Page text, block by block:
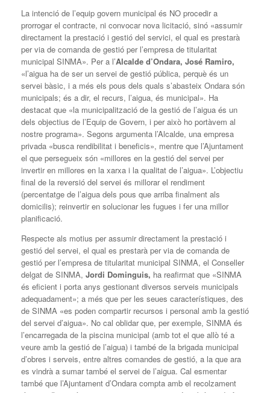
La intenció de l’equip govern municipal és NO procedir a
prorrogar el contracte, ni convocar nova licitació, sinó «assumir
directament la prestació i gestió del servici, el qual es prestarà
per via de comanda de gestió per l’empresa de titularitat
municipal SINMA». Per a l’Alcalde d’Ondara, José Ramiro,
«l’aigua ha de ser un servei de gestió pública, perquè és un
servei bàsic, i a més els pous dels quals s’abasteix Ondara són
municipals; és a dir, el recurs, l’aigua, és municipal». Ha
destacat que «la municipalització de la gestió de l’aigua és un
dels objectius de l’Equip de Govern, i per això ho portàvem al
nostre programa». Segons argumenta l’Alcalde, una empresa
privada «busca rendibilitat i beneficis», mentre que l’Ajuntament
el que persegueix són «millores en la gestió del servei per
invertir en millores en la xarxa i la qualitat de l’aigua». L’objectiu
final de la reversió del servei és millorar el rendiment
(percentatge de l’aigua dels pous que arriba finalment als
domicilis); reinvertir en solucionar les fugues i fer una millor
planificació.
Respecte als motius per assumir directament la prestació i
gestió del servei, el qual es prestarà per via de comanda de
gestió per l’empresa de titularitat municipal SINMA, el Conseller
delgat de SINMA, Jordi Dominguis, ha reafirmat que «SINMA
és eficient i porta anys gestionant diversos serveis municipals
adequadament»; a més que per les seues característiques, des
de SINMA «es poden compartir recursos i personal amb la gestió
del servei d’aigua». No cal oblidar que, per exemple, SINMA és
l’encarregada de la piscina municipal (amb tot el que allò té a
veure amb la gestió de l’aigua) i també de la brigada municipal
d’obres i serveis, entre altres comandes de gestió, a la que ara
es vindrà a sumar també el servei de l’aigua. Cal esmentar
també que l’Ajuntament d’Ondara compta amb el recolzament